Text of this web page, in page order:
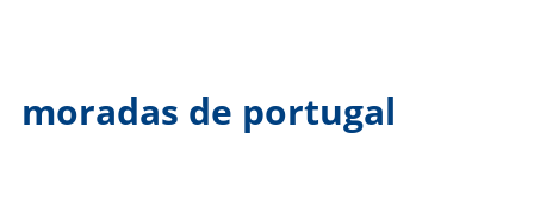
moradas de portugal